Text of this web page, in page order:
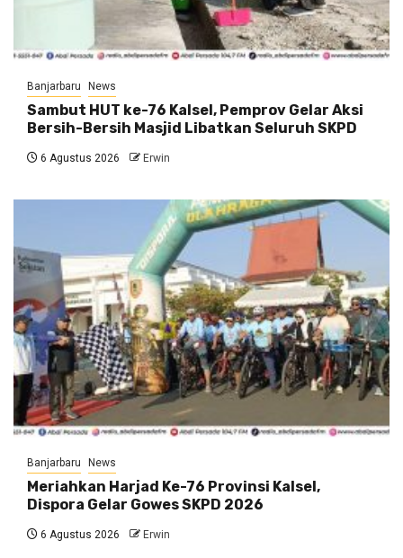
Banjarbaru News
Sambut HUT ke-76 Kalsel, Pemprov Gelar Aksi
Bersih-Bersih Masjid Libatkan Seluruh SKPD
6 Agustus 2026 Erwin
Banjarbaru News
Meriahkan Harjad Ke-76 Provinsi Kalsel,
Dispora Gelar Gowes SKPD 2026
6 Agustus 2026 Erwin